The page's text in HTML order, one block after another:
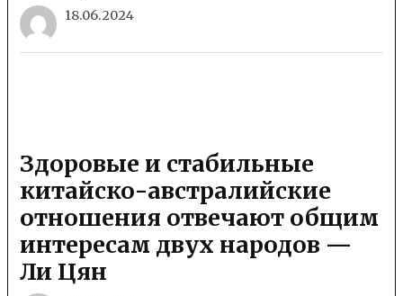
18.06.2024
Здоровые и стабильные
китайско-австралийские
отношения отвечают общим
интересам двух народов —
Ли Цян